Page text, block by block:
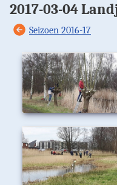
2017-03-04
Seizoen 2016-17